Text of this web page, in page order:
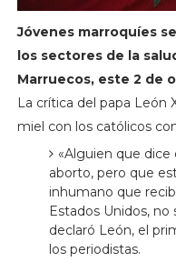
Jóvenes marroquíes
los sectores de la
Marruecos, este 2 de
La crítica del papa León
miel con los católicos
«Alguien que dice
aborto, pero que
inhumano que
Estados Unidos, no
declaró León, el
los periodistas.